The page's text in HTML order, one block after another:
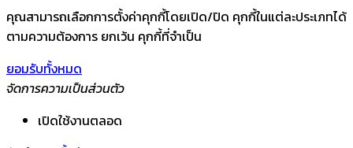
คุณสามารถเลือกการตั้งค่าคุกกี้โดยเปิด/ปิด คุกกี้ในแต่ละประเภทได้
ตามความต้องการ ยกเว้น คุกกี้ที่จำเป็น
ยอมรับทั้งหมด
จัดการความเป็นส่วนตัว
เปิดใช้งานตลอด